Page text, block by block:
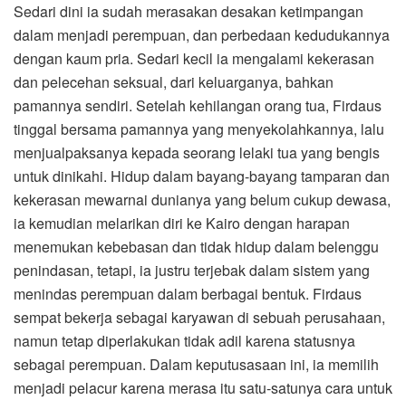
Sedari dini ia sudah merasakan desakan ketimpangan
dalam menjadi perempuan, dan perbedaan kedudukannya
dengan kaum pria. Sedari kecil ia mengalami kekerasan
dan pelecehan seksual, dari keluarganya, bahkan
pamannya sendiri. Setelah kehilangan orang tua, Firdaus
tinggal bersama pamannya yang menyekolahkannya, lalu
menjualpaksanya kepada seorang lelaki tua yang bengis
untuk dinikahi. Hidup dalam bayang-bayang tamparan dan
kekerasan mewarnai dunianya yang belum cukup dewasa,
ia kemudian melarikan diri ke Kairo dengan harapan
menemukan kebebasan dan tidak hidup dalam belenggu
penindasan, tetapi, ia justru terjebak dalam sistem yang
menindas perempuan dalam berbagai bentuk. Firdaus
sempat bekerja sebagai karyawan di sebuah perusahaan,
namun tetap diperlakukan tidak adil karena statusnya
sebagai perempuan. Dalam keputusasaan ini, ia memilih
menjadi pelacur karena merasa itu satu-satunya cara untuk